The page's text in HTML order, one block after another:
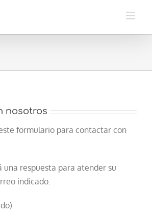
nosotros
formulario para contactar con
una respuesta para atender su
indicado.